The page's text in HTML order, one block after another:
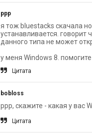
ррр
я тож bluestacks скачала
устанавливается. говорит
данного типа не может
у меня Windows 8.
Цитата
bobloss
ррр, скажите - какая у вас
Цитата